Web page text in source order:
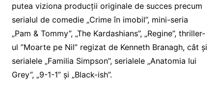
putea viziona producții originale de succes precum
serialul de comedie „Crime în imobil”, mini-seria
„Pam & Tommy”, „The Kardashians”, „Regine”, thriller-
ul ”Moarte pe Nil” regizat de Kenneth Branagh, cât și
serialele „Familia Simpson”, serialele „Anatomia lui
Grey”, „9-1-1” și „Black-ish”.